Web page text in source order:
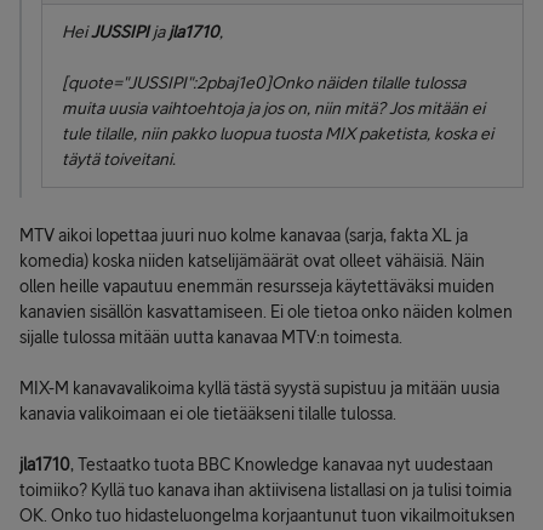
HeiJUSSIPIjajla1710,
[quote="JUSSIPI":2pbaj1e0]Onko näiden tilalle tulossa
muita uusia vaihtoehtoja ja jos on, niin mitä? Jos mitään ei
tule tilalle, niin pakko luopua tuosta MIX paketista, koska ei
täytä toiveitani.
MTV aikoi lopettaa juuri nuo kolme kanavaa (sarja, fakta XL ja
komedia) koska niiden katselijämäärät ovat olleet vähäisiä. Näin
ollen heille vapautuu enemmän resursseja käytettäväksi muiden
kanavien sisällön kasvattamiseen. Ei ole tietoa onko näiden kolmen
sijalle tulossa mitään uutta kanavaa MTV:n toimesta.
MIX-M kanavavalikoima kyllä tästä syystä supistuu ja mitään uusia
kanavia valikoimaan ei ole tietääkseni tilalle tulossa.
jla1710, Testaatko tuota BBC Knowledge kanavaa nyt uudestaan
toimiiko? Kyllä tuo kanava ihan aktiivisena listallasi on ja tulisi toimia
OK. Onko tuo hidasteluongelma korjaantunut tuon vikailmoituksen